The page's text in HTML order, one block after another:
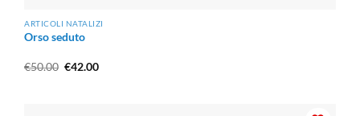
ARTICOLI NATALIZI
Orso seduto
€50.00 Il
€42.00Il